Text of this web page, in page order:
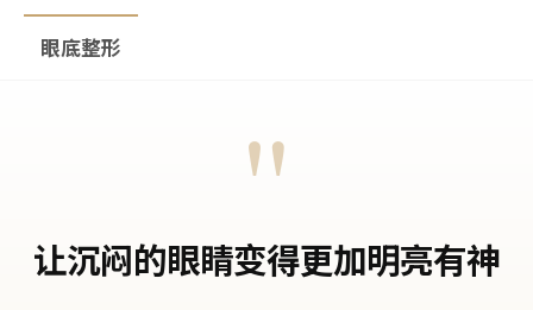
眼底整形
"
让沉闷的眼睛变得更加明亮有神